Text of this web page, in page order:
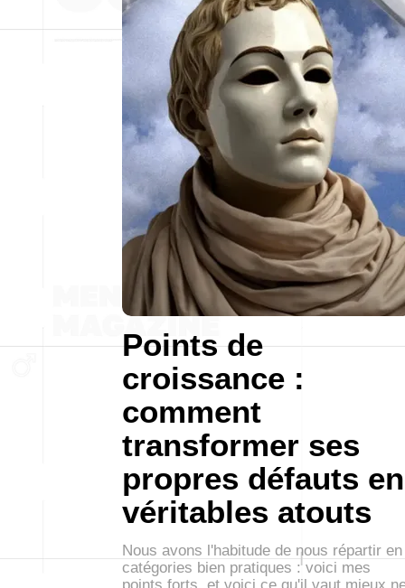
Points de
croissance :
comment
transformer ses
propres défauts en
véritables atouts
Nous avons l'habitude de nous répartir en
catégories bien pratiques : voici mes